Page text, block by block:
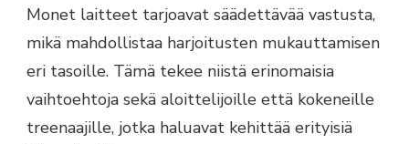
Monet laitteet tarjoavat säädettävää vastusta,
mikä mahdollistaa harjoitusten mukauttamisen
eri tasoille. Tämä tekee niistä erinomaisia
vaihtoehtoja sekä aloittelijoille että kokeneille
treenaajille, jotka haluavat kehittää erityisiä